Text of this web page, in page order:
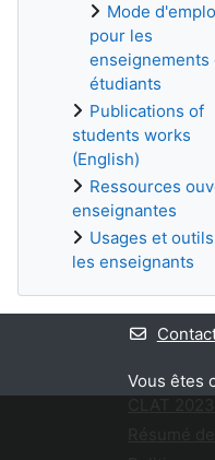
Mode
pour les
enseignements
étudiants
Publications of
students works
(English)
Ressources
enseignantes
Usages et
les enseignants
Vous êtes